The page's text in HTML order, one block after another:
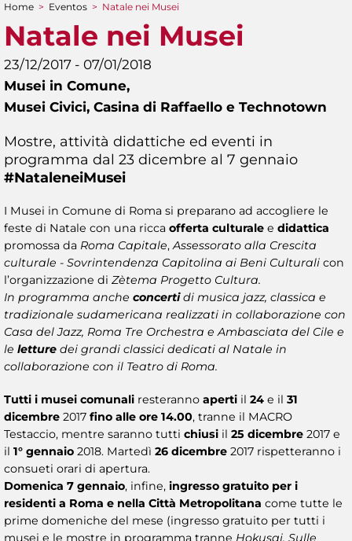
You are here
Home > Eventos > Natale nei Musei
Natale nei Musei
23/12/2017 - 07/01/2018
Musei in Comune,
Musei Civici, Casina di Raffaello e Technotown
Mostre, attività didattiche ed eventi in
programma dal 23 dicembre al 7 gennaio
#NataleneiMusei​
I Musei in Comune di Roma si preparano ad accogliere le
feste di Natale con una ricca offerta culturale e didattica
promossa da Roma Capitale,Assessorato alla Crescita
culturale - Sovrintendenza Capitolina ai Beni Culturali con
l’organizzazione di Zètema Progetto Cultura.
In programma anche concertidi musica jazz, classica e
tradizionale sudamericana realizzati in collaborazione con
Casa del Jazz, Roma Tre Orchestra e Ambasciata del Cile e
le letture dei grandi classici dedicati al Natale in
collaborazione con il Teatro di Roma.
Tutti i musei comunali resteranno aperti il 24 e il 31
dicembre 2017 fino alle ore 14.00, tranne il MACRO
Testaccio, mentre saranno tutti chiusi il 25 dicembre 2017 e
il 1° gennaio 2018. Martedì 26 dicembre 2017 rispetteranno i
consueti orari di apertura.
Domenica 7 gennaio, infine, ingresso gratuito per i
residenti a Roma e nella Città Metropolitana come tutte le
prime domeniche del mese (ingresso gratuito per tutti i
musei e le mostre in programma tranne Hokusai. Sulle